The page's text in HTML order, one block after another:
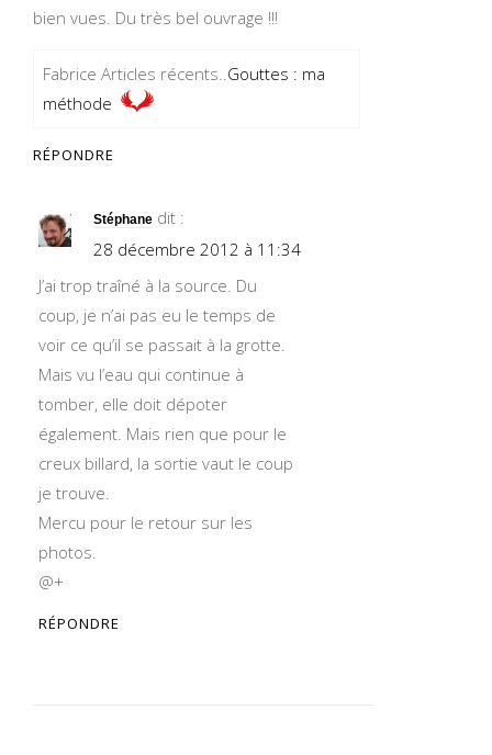
bien vues. Du très bel ouvrage !!!
Fabrice Articles récents..Gouttes : ma
méthode
RÉPONDRE
Stéphane dit :
28 décembre 2012 à 11:34
J’ai trop traîné à la source. Du
coup, je n’ai pas eu le temps de
voir ce qu’il se passait à la grotte.
Mais vu l’eau qui continue à
tomber, elle doit dépoter
également. Mais rien que pour le
creux billard, la sortie vaut le coup
je trouve.
Mercu pour le retour sur les
photos.
@+
RÉPONDRE